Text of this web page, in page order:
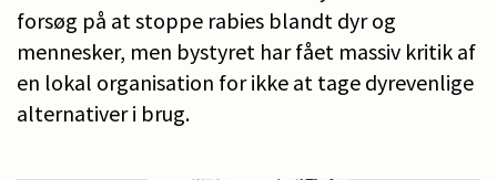
forsøg på at stoppe rabies blandt dyr og
mennesker, men bystyret har fået massiv kritik af
en lokal organisation for ikke at tage dyrevenlige
alternativer i brug.